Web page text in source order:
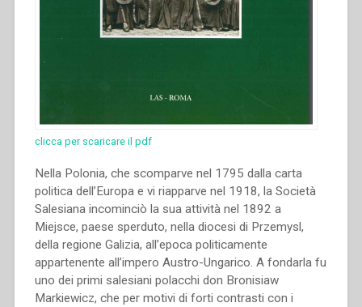
clicca per scaricare il pdf
Nella Polonia, che scomparve nel 1795 dalla carta
politica dell’Europa e vi riapparve nel 1918, la Società
Salesiana incominciò la sua attività nel 1892 a
Miejsce, paese sperduto, nella diocesi di Przemysl,
della regione Galizia, all’epoca politicamente
appartenente all’impero Austro-Ungarico. A fondarla fu
uno dei primi salesiani polacchi don Bronisiaw
Markiewicz, che per motivi di forti contrasti con i